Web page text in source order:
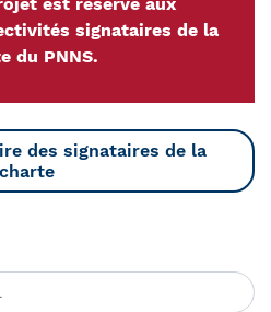
signataires de la
du PNNS.
des signataires de la
charte